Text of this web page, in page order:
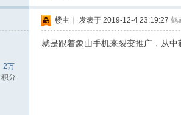
2万
积分
楼主 发表于 2019-12-4 23:19:27 鹤
就是跟着象山手机来裂变推广，从